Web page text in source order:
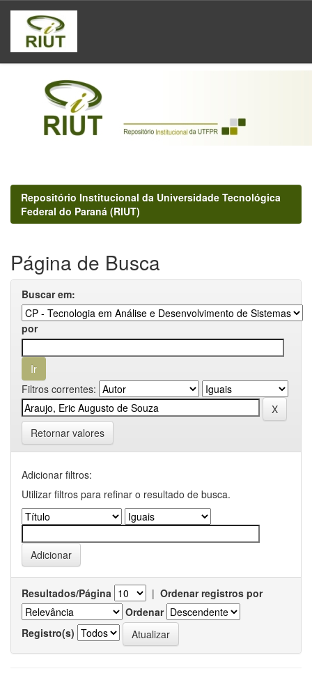
Skip
navigation
Repositório Institucional da Universidade Tecnológica
Federal do Paraná (RIUT)
Página de Busca
Buscar em:
por
Filtros correntes:
Retornar valores
Adicionar filtros:
Utilizar filtros para refinar o resultado de busca.
Resultados/Página | Ordenar registros por
Ordenar
Registro(s)